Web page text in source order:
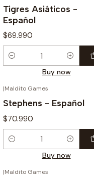
Tigres Asiáticos -
Español
$69.990
Quantity
Buy now
|Maldito Games
Stephens - Español
$70.990
Quantity
Buy now
|Maldito Games